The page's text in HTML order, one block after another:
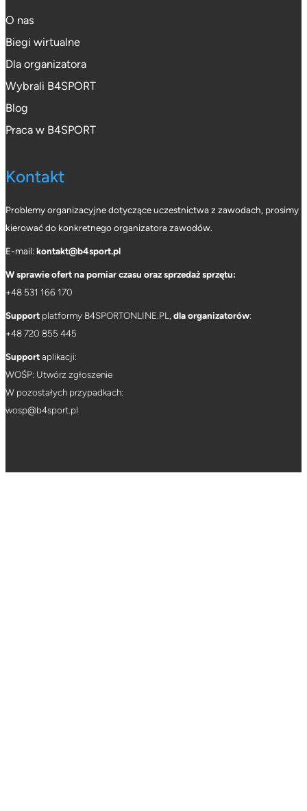
O nas
Biegi wirtualne
Dla organizatora
Wybrali B4SPORT
Blog
Praca w B4SPORT
Kontakt
Problemy organizacyjne dotyczące uczestnictwa z zawodach, prosimy
kierować do konkretnego organizatora zawodów.
E-mail:kontakt@b4sport.pl
W sprawie ofert na pomiar czasu oraz sprzedaż sprzętu:
+48 531 166 170
Support platformy B4SPORTONLINE.PL, dla organizatorów:
+48 720 855 445
Supportaplikacji:
WOŚP: Utwórz zgłoszenie
W pozostałych przypadkach:
wosp@b4sport.pl